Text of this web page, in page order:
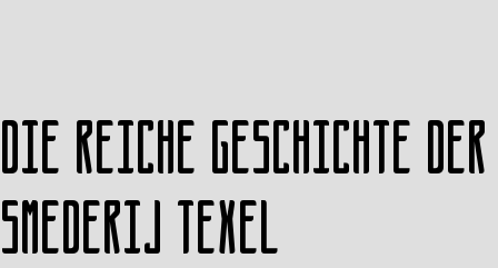
Die reiche Geschichte der
Smederij Texel